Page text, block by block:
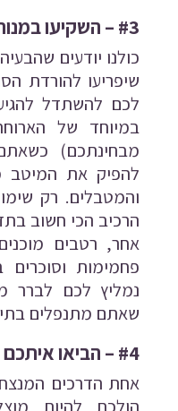
#3 – השקיעו במנות הפתיחה
כולנו יודעים
שיפריעו להורדת
לכם להשתדל
במיוחד של
מבחינתכם)
להפיק את המיטב
והמטבלים. רק
הרכיב הכי חשוב
אחר, רטבים
פחמימות וסוכרים
נמליץ לכם לברר
שאתם מתנפלים
#4 – הביאו איתכם קינוח
אחת הדרכים
הולכת להיות